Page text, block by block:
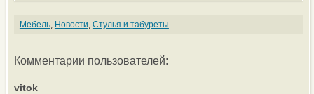
Мебель, Новости, Стулья и табуреты
Комментарии пользователей:
vitok